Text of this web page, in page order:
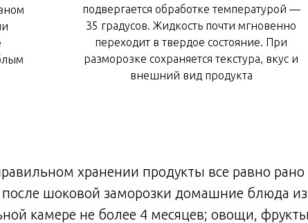
подвергается обработке температурой —
35 градусов. Жидкость почти мгновенно
переходит в твердое состояние. При
разморозке сохраняется текстура, вкус и
внешний вид продукта
хранении продукты все равно рано
шоковой заморозки домашние блюда
камере не более 4 месяцев; овощи,